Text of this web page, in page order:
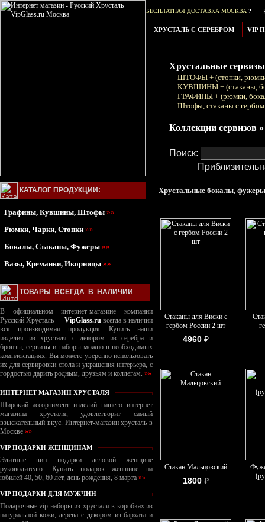
БЕСПЛАТНАЯ ДОСТАВКА МОСКВА ?
ХРУСТАЛЬ С СЕРЕБРОМ VIP
Хрустальные
ШТОФЫ + (стопки,
КУВШИНЫ + (стаканы,
ГРАФИНЫ + (рюмки,
Штофы, стаканы с
Коллекции сервизов »
Поиск:
КАТАЛОГ ПРОДУКЦИИ:
Графины, Кувшины, Штофы »»
Рюмки, Чарки, Стопки »»
Бокалы, Стаканы, Фужеры »»
Вазы, Креманки, Икорницы »»
ТОВАРЫ ВСЕГДА В НАЛИЧИИ
В официальном интернет-магазине компании
Русский Хрусталь — VipGlass.ru всегда в наличии
вся производимая продукция. Купить наши
изделия из хрусталя с декором из серебра и
бронзы, сервизы и наборы можно в необходимых
комплектациях. Вы можете уверенно использовать
их для сервировки стола и украшения интерьера, с
гордостью дарить родным, друзьям и коллегам. »»
ИНТЕРНЕТ МАГАЗИН ХРУСТАЛЯ
Широкий ассортимент изделий нашего интернет
магазина хрусталя, удовлетворит самый
взыскательный вкус. Интернет-магазин хрусталь в
Москве »»
VIP ПОДАРКИ ЖЕНЩИНАМ
Элитные вип подарки деловой женщине
руководителю. Купить подарок женщине на
юбилей 40, 50, 60 лет, день рождения, 8 марта »»
VIP ПОДАРКИ ДЛЯ МУЖЧИН
Подарочные vip наборы из хрусталя в коробках из
натуральной кожи, дерева с декором из бархата и
Хрустальные бокалы,
Стаканы для Виски с
гербом России 2 шт
4960 ₽
Стакан Мальцовский
1800 ₽